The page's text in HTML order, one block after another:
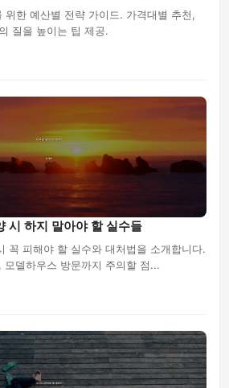
위한 예산별 전략 가이드. 가격대별 추천,
질을 높이는 팁 제공.
시 하지 말아야 할 실수들
꼭 피해야 할 실수와 대처법을 소개합니다.
델하우스 방문까지 주의할 점...